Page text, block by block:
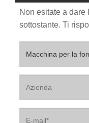
Non esitate a dare
sottostante. Ti